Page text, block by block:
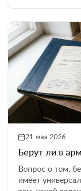
21 мая 2026
Берут ли в
Вопрос о том,
имеет